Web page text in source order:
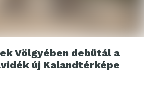
Völgyében debütál a
új Kalandtérképe